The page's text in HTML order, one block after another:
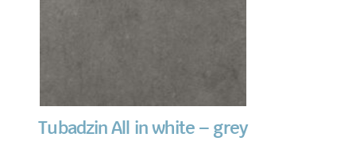
Tubadzin All in white – grey